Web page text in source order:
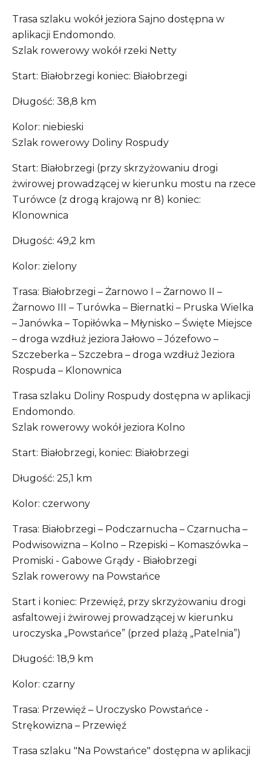
Trasa szlaku wokół jeziora Sajno dostępna w
aplikacji Endomondo.
Szlak rowerowy wokół rzeki Netty
Start: Białobrzegi koniec: Białobrzegi
Długość: 38,8 km
Kolor: niebieski
Szlak rowerowy Doliny Rospudy
Start: Białobrzegi (przy skrzyżowaniu drogi
żwirowej prowadzącej w kierunku mostu na rzece
Turówce (z drogą krajową nr 8) koniec:
Klonownica
Długość: 49,2 km
Kolor: zielony
Trasa: Białobrzegi – Żarnowo I – Żarnowo II –
Żarnowo III – Turówka – Biernatki – Pruska Wielka
– Janówka – Topiłówka – Młynisko – Święte Miejsce
– droga wzdłuż jeziora Jałowo – Józefowo –
Szczeberka – Szczebra – droga wzdłuż Jeziora
Rospuda – Klonownica
Trasa szlaku Doliny Rospudy dostępna w aplikacji
Endomondo.
Szlak rowerowy wokół jeziora Kolno
Start: Białobrzegi, koniec: Białobrzegi
Długość: 25,1 km
Kolor: czerwony
Trasa: Białobrzegi – Podczarnucha – Czarnucha –
Podwisowizna – Kolno – Rzepiski – Komaszówka –
Promiski - Gabowe Grądy - Białobrzegi
Szlak rowerowy na Powstańce
Start i koniec: Przewięź, przy skrzyżowaniu drogi
asfaltowej i żwirowej prowadzącej w kierunku
uroczyska „Powstańce” (przed plażą „Patelnia”)
Długość: 18,9 km
Kolor: czarny
Trasa: Przewięź – Uroczysko Powstańce -
Strękowizna – Przewięź
Trasa szlaku "Na Powstańce" dostępna w aplikacji